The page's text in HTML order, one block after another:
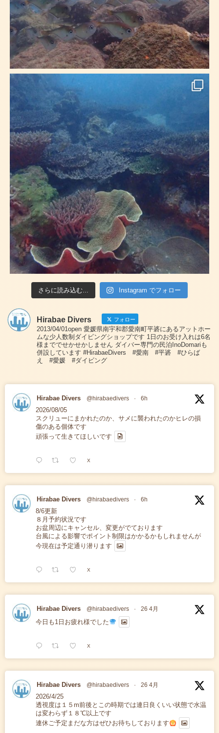
さらに読み込む... Instagram でフォロー
Hirabae Divers フォロー
2013/04/01open 愛媛県南宇和郡愛南町平碆にあるアットホー
ムな少人数制ダイビングショップです 1日のお受け入れは6名
様まででせかせかしません ダイバー専門の民泊InoDomariも
併設しています #HirabaeDivers #愛南 #平碆 #ひらば
え #愛媛 #ダイビング
Hirabae Divers @hirabaedivers · 6h
2026/08/05
スクリューにまかれたのか、サメに襲われたのかヒレの損
傷のある個体です
頑張って生きてほしいです
X
Hirabae Divers @hirabaedivers · 6h
8/6更新
８月予約状況です
お盆周辺にキャンセル、変更がでております
台風による影響でポイント制限はかかるかもしれませんが
今現在は予定通り潜ります
X
Hirabae Divers @hirabaedivers · 26 4月
今日も1日お疲れ様でした
X
Hirabae Divers @hirabaedivers · 26 4月
2026/4/25
透視度は１５m前後とこの時期では連日良くいい状態で水温
は変わらず１８℃以上です
連休ご予定まだな方はぜひお待ちしております